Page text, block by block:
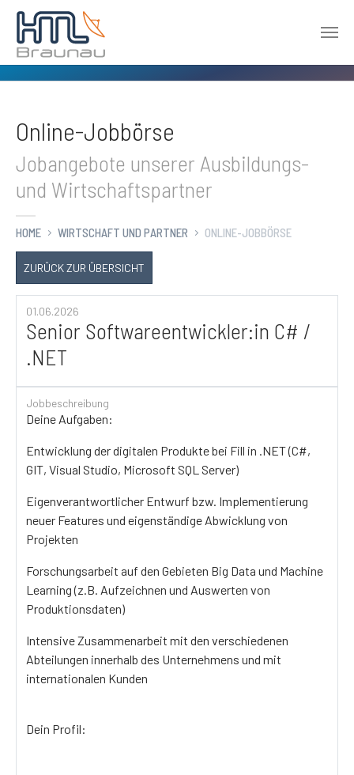
Online-Jobbörse
Jobangebote unserer Ausbildungs-
und Wirtschaftspartner
HOME WIRTSCHAFT UND PARTNER ONLINE-JOBBÖRSE
ZURÜCK ZUR ÜBERSICHT
01.06.2026
Senior Softwareentwickler:in C# /
.NET
Jobbeschreibung
Deine Aufgaben:
Entwicklung der digitalen Produkte bei Fill in .NET (C#,
GIT, Visual Studio, Microsoft SQL Server)
Eigenverantwortlicher Entwurf bzw. Implementierung
neuer Features und eigenständige Abwicklung von
Projekten
Forschungsarbeit auf den Gebieten Big Data und Machine
Learning (z.B. Aufzeichnen und Auswerten von
Produktionsdaten)
Intensive Zusammenarbeit mit den verschiedenen
Abteilungen innerhalb des Unternehmens und mit
internationalen Kunden
Dein Profil: